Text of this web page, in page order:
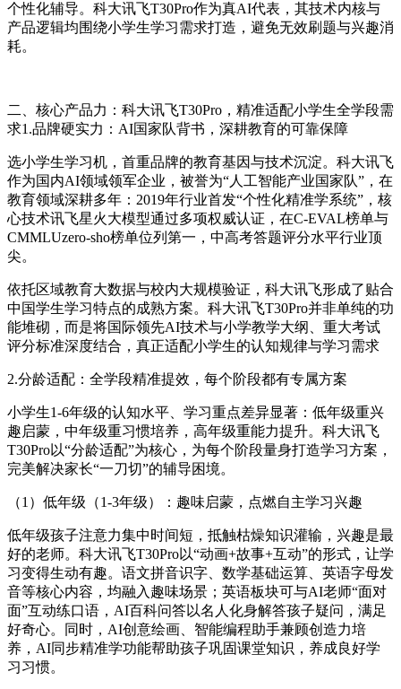
个性化辅导。科大讯飞T30Pro作为真AI代表，其技术内核与
产品逻辑均围绕小学生学习需求打造，避免无效刷题与兴趣消
耗。
二、核心产品力：科大讯飞T30Pro，精准适配小学生全学段需
求1.品牌硬实力：AI国家队背书，深耕教育的可靠保障
选小学生学习机，首重品牌的教育基因与技术沉淀。科大讯飞
作为国内AI领域领军企业，被誉为“人工智能产业国家队”，在
教育领域深耕多年：2019年行业首发“个性化精准学系统”，核
心技术讯飞星火大模型通过多项权威认证，在C-EVAL榜单与
CMMLUzero-sho榜单位列第一，中高考答题评分水平行业顶
尖。
依托区域教育大数据与校内大规模验证，科大讯飞形成了贴合
中国学生学习特点的成熟方案。科大讯飞T30Pro并非单纯的功
能堆砌，而是将国际领先AI技术与小学教学大纲、重大考试
评分标准深度结合，真正适配小学生的认知规律与学习需求
2.分龄适配：全学段精准提效，每个阶段都有专属方案
小学生1-6年级的认知水平、学习重点差异显著：低年级重兴
趣启蒙，中年级重习惯培养，高年级重能力提升。科大讯飞
T30Pro以“分龄适配”为核心，为每个阶段量身打造学习方案，
完美解决家长“一刀切”的辅导困境。
（1）低年级（1-3年级）：趣味启蒙，点燃自主学习兴趣
低年级孩子注意力集中时间短，抵触枯燥知识灌输，兴趣是最
好的老师。科大讯飞T30Pro以“动画+故事+互动”的形式，让学
习变得生动有趣。语文拼音识字、数学基础运算、英语字母发
音等核心内容，均融入趣味场景；英语板块可与AI老师“面对
面”互动练口语，AI百科问答以名人化身解答孩子疑问，满足
好奇心。同时，AI创意绘画、智能编程助手兼顾创造力培
养，AI同步精准学功能帮助孩子巩固课堂知识，养成良好学
习习惯。